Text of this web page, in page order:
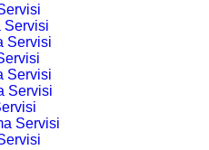
Servisi
Servisi
Servisi
Servisi
Servisi